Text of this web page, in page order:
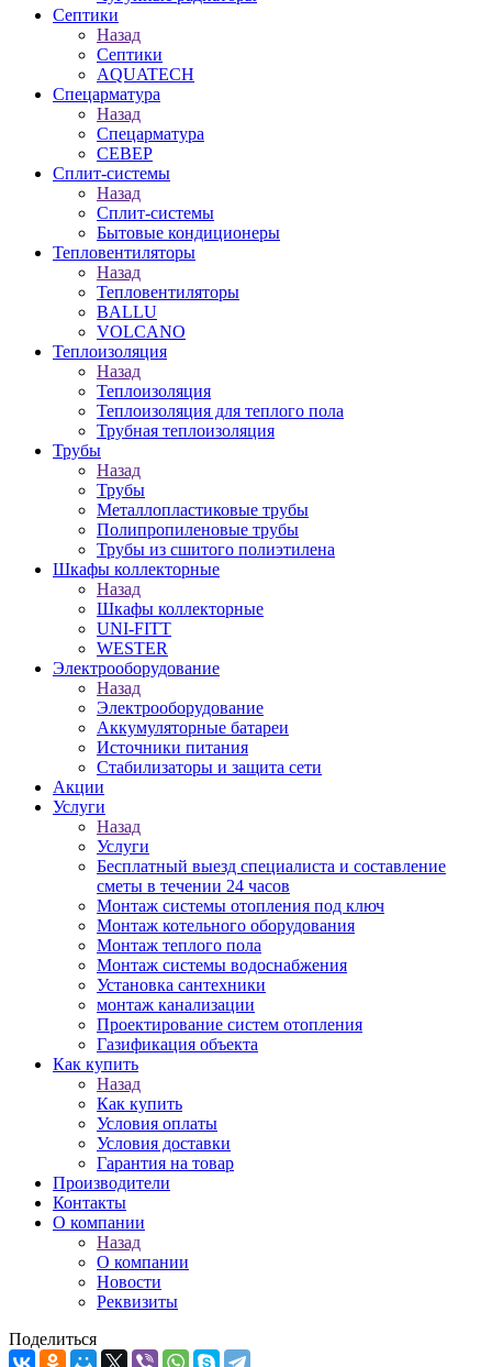
Септики
Назад
Септики
AQUATECH
Спецарматура
Назад
Спецарматура
СЕВЕР
Сплит-системы
Назад
Сплит-системы
Бытовые кондиционеры
Тепловентиляторы
Назад
Тепловентиляторы
BALLU
VOLCANO
Теплоизоляция
Назад
Теплоизоляция
Теплоизоляция для теплого пола
Трубная теплоизоляция
Трубы
Назад
Трубы
Металлопластиковые трубы
Полипропиленовые трубы
Трубы из сшитого полиэтилена
Шкафы коллекторные
Назад
Шкафы коллекторные
UNI-FITT
WESTER
Электрооборудование
Назад
Электрооборудование
Аккумуляторные батареи
Источники питания
Стабилизаторы и защита сети
Акции
Услуги
Назад
Услуги
Бесплатный выезд специалиста и составление
сметы в течении 24 часов
Монтаж системы отопления под ключ
Монтаж котельного оборудования
Монтаж теплого пола
Монтаж системы водоснабжения
Установка сантехники
монтаж канализации
Проектирование систем отопления
Газификация объекта
Как купить
Назад
Как купить
Условия оплаты
Условия доставки
Гарантия на товар
Производители
Контакты
О компании
Назад
О компании
Новости
Реквизиты
Поделиться